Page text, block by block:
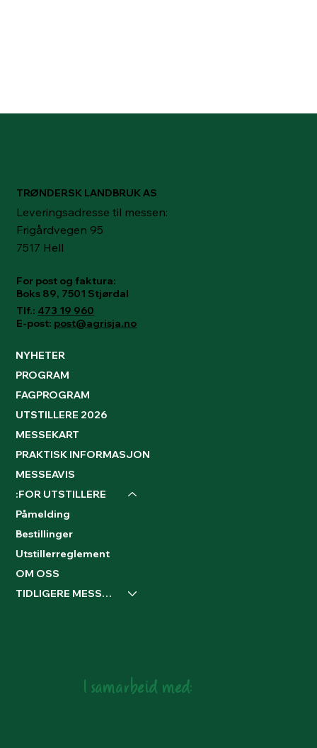
NYHETER
PROGRAM
FAGPROGRAM
UTSTILLERE 2026
MESSEKART
PRAKTISK INFORMASJON
MESSEAVIS
:FOR UTSTILLERE
Påmelding
Bestillinger
Utstillerreglement
OM OSS
TIDLIGERE MESSER
I samarbeid med:
TRØNDERSK LANDBRUK AS
Leveringsadresse til messen:
Frigårdvegen 95
7517 Hell
For post og faktura:
Boks 89, 7501 Stjørdal
Tlf.: 473 19 960
E-post: post@agrisja.no